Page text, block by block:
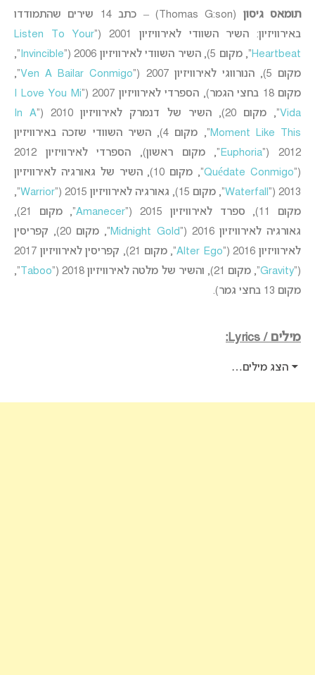
תומאס גיסון
(Thomas G:son) – כתב 14 שירים שהתמודדו
באירוויזיון: השיר השוודי לאירוויזיון 2001 (“
Listen To Your
Heartbeat“, מקום 5), השיר השוודי לאירוויזיון 2006 (“ Invincible
“,
מקום 5), הנורווגי לאירוויזיון 2007 (“
Ven A Bailar Conmigo
“,
מקום 18 בחצי הגמר), הספרדי לאירוויזיון 2007 (“
I Love You Mi
Vida“, מקום 20), השיר של דנמרק לאירוויזיון 2010 (“
In A
Moment Like This
“, מקום 4), השיר השוודי שזכה באירוויזיון
2012 (“
Euphoria
“, מקום ראשון), הספרדי לאירוויזיון 2012
(“
Quédate Conmigo
“, מקום 10), השיר של גאורגיה לאירוויזיון
2013 (“
Waterfall“, מקום 15), גאורגיה לאירוויזיון 2015 (“ Warrior
“,
מקום 11), ספרד לאירוויזיון 2015 (“
Amanecer
“, מקום 21),
גאורגיה לאירוויזיון 2016 (“
Midnight Gold
“, מקום 20), קפריסין
לאירוויזיון 2016 (“
Alter Ego
“, מקום 21), קפריסין לאירוויזיון 2017
(“
Gravity“, מקום 21), והשיר של מלטה לאירוויזיון 2018 (“ Taboo
“,
מקום 13 בחצי גמר).
מילים / Lyrics:
הצג מילים…